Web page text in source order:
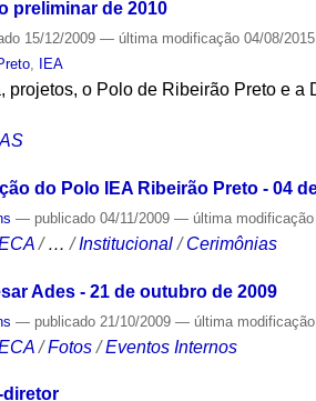
preliminar de 2010
15/12/2009— última modificação 04/08/
, IEA
projetos, o Polo de Ribeirão Preto e
do Polo IEA Ribeirão Preto - 04
— publicado 04/11/2009— última modificação
/…/Institucional /Cerimônias
Ades - 21 de outubro de 2009
— publicado 21/10/2009— última modificação
/Fotos /Eventos Internos
diretor